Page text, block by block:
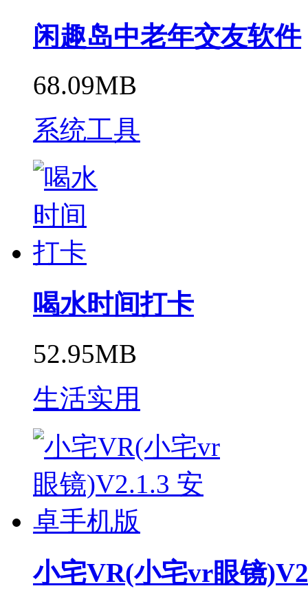
闲趣岛中老年交友软件
68.09MB
系统工具
喝水时间打卡
52.95MB
生活实用
小宅VR(小宅vr眼镜